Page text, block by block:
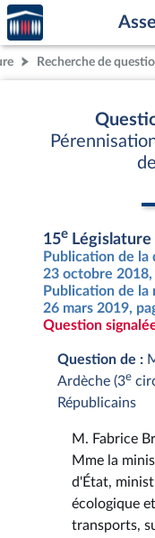
Aller au contenu
Aller en bas de la page
Accèder
à la
page
d'accueilRecherche de
15e Législature
Publication de la
23 octobre 2018,
Publication de la
26 mars 2019,
Question
Question de :
Ardèche (3e
Républicains
M. Fabrice
Mme la
d'État,
écologique
transports,